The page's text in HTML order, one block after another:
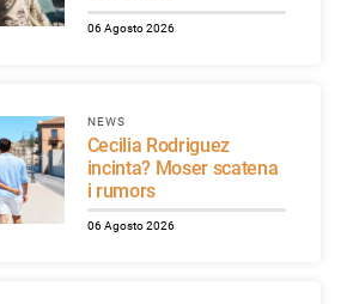
06 Agosto 2026
NEWS
Cecilia Rodriguez
incinta? Moser scatena
i rumors
06 Agosto 2026